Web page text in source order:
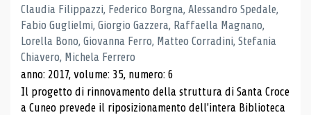
Claudia Filippazzi, Federico Borgna, Alessandro Spedale,
Fabio Guglielmi, Giorgio Gazzera, Raffaella Magnano,
Lorella Bono, Giovanna Ferro, Matteo Corradini, Stefania
Chiavero, Michela Ferrero
anno: 2017, volume: 35, numero: 6
Il progetto di rinnovamento della struttura di Santa Croce
a Cuneo prevede il riposizionamento dell'intera Biblioteca